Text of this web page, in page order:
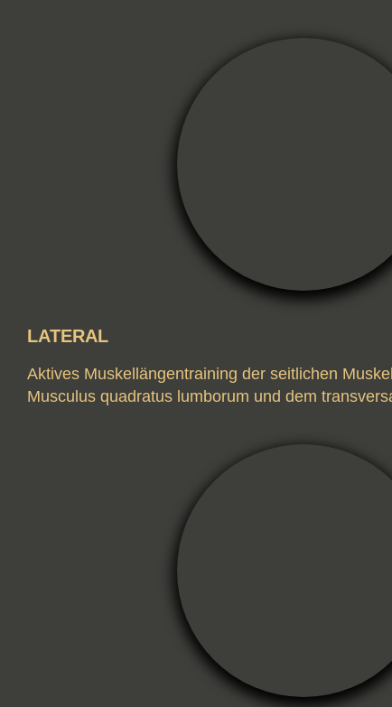
LATERAL
Aktives Muskellängentraining der seitlichen
Musculus quadratus lumborum und dem